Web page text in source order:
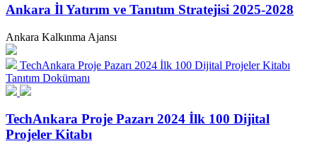
Ankara İl Yatırım ve Tanıtım Stratejisi 2025-2028
Ankara Kalkınma Ajansı
TechAnkara Proje Pazarı 2024 İlk 100 Dijital Projeler Kitabı
Tanıtım Dokümanı
TechAnkara Proje Pazarı 2024 İlk 100 Dijital
Projeler Kitabı